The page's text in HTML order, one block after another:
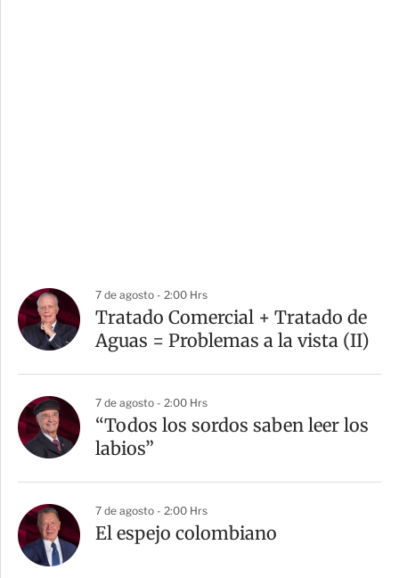
7 de agosto - 2:00 Hrs
Tratado Comercial + Tratado de
Aguas = Problemas a la vista (II)
7 de agosto - 2:00 Hrs
“Todos los sordos saben leer los
labios”
7 de agosto - 2:00 Hrs
El espejo colombiano